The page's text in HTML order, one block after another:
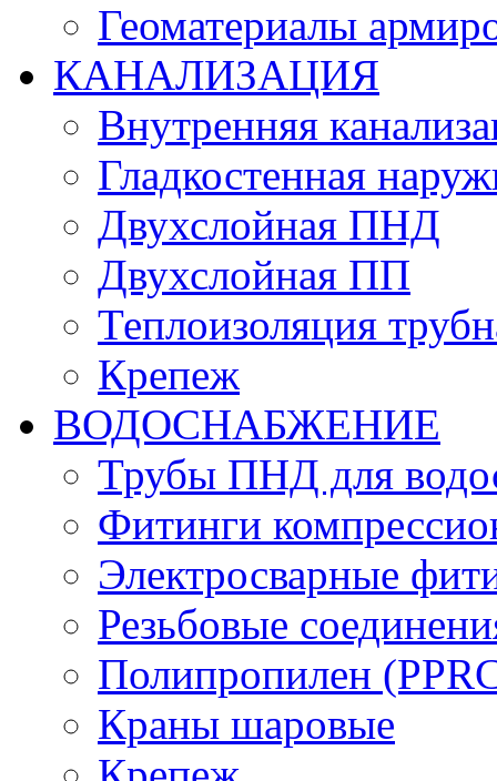
Геоматериалы
КАНАЛИЗАЦИЯ
Внутренняя
Гладкостенная
Двухслойная ПНД
Двухслойная ПП
Теплоизоляция
Крепеж
ВОДОСНАБЖЕНИЕ
Трубы ПНД для
Фитинги
Электросварные
Резьбовые
Полипропилен
Краны шаровые